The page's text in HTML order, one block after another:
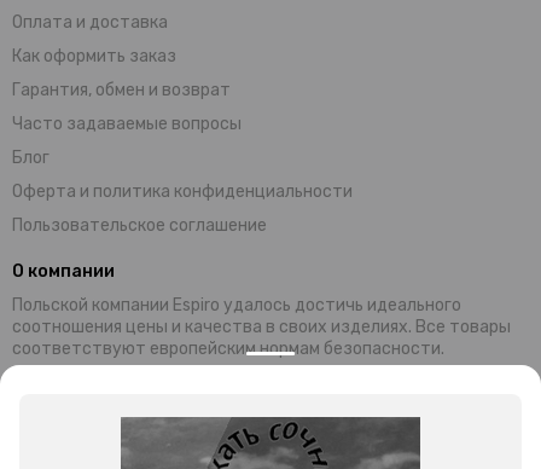
Оплата и доставка
Как оформить заказ
Гарантия, обмен и возврат
Часто задаваемые вопросы
Блог
Оферта и политика конфиденциальности
Пользовательское соглашение
О компании
Польской компании Espiro удалось достичь идеального
соотношения цены и качества в своих изделиях. Все товары
соответствуют европейским нормам безопасности.
манежей и стульчиков Espiro обеспечивают комфортный
отдых малышей и их родителей. Комплектующие и материалы,
используемые при производстве, завозятся из Германии